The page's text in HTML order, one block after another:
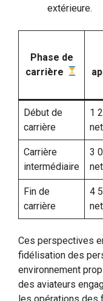
extérieure.
Phase de
carrière
Début de
carrière
1
Carrière
intermédiaire
3
Fin de
carrière
4
Ces perspectives
fidélisation des
environnement
des aviateurs
les opérations des